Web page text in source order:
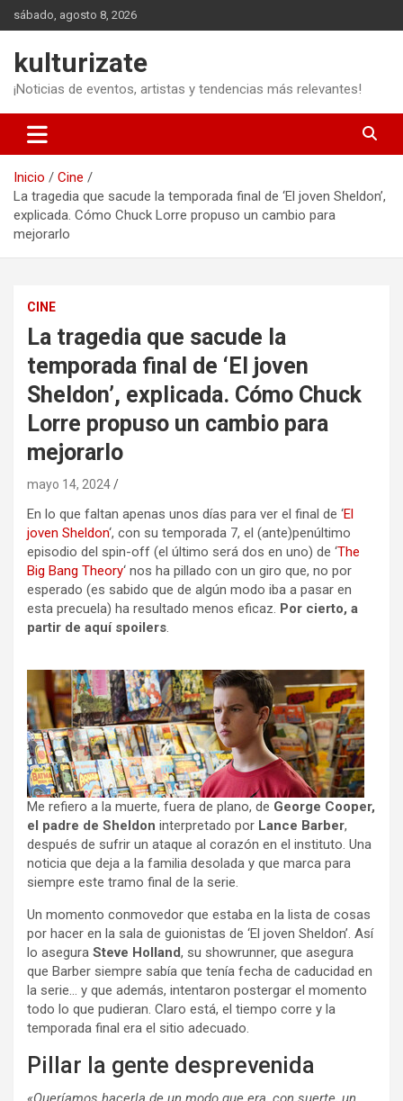
Saltar
al
sábado, agosto 8, 2026
kulturizate
¡Noticias de eventos, artistas y tendencias más relevantes!
Inicio
Cine
La tragedia que sacude la temporada final de ‘El joven Sheldon’,
explicada. Cómo Chuck Lorre propuso un cambio para
mejorarlo
CINE
La tragedia que sacude la
temporada final de ‘El joven
Sheldon’, explicada. Cómo Chuck
Lorre propuso un cambio para
mejorarlo
mayo 14, 2024
En lo que faltan apenas unos días para ver el final de ‘El
joven Sheldon‘, con su temporada 7, el (ante)penúltimo
episodio del spin-off (el último será dos en uno) de ‘The
Big Bang Theory‘ nos ha pillado con un giro que, no por
esperado (es sabido que de algún modo iba a pasar en
esta precuela) ha resultado menos eficaz. Por cierto, a
partir de aquí spoilers.
Me refiero a la muerte, fuera de plano, de George Cooper,
el padre de Sheldon interpretado por Lance Barber,
después de sufrir un ataque al corazón en el instituto. Una
noticia que deja a la familia desolada y que marca para
siempre este tramo final de la serie.
Un momento conmovedor que estaba en la lista de cosas
por hacer en la sala de guionistas de ‘El joven Sheldon’. Así
lo asegura Steve Holland, su showrunner, que asegura
que Barber siempre sabía que tenía fecha de caducidad en
la serie… y que además, intentaron postergar el momento
todo lo que pudieran. Claro está, el tiempo corre y la
temporada final era el sitio adecuado.
Pillar la gente desprevenida